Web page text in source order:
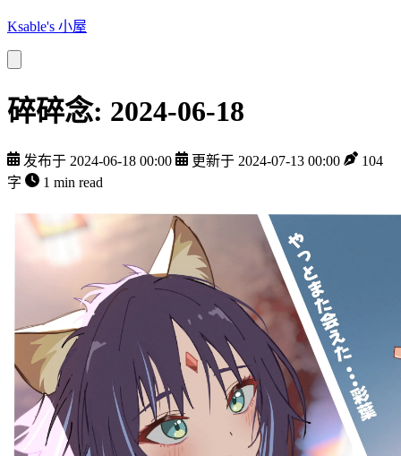
Ksable's 小屋
碎碎念: 2024-06-18
发布于 2024-06-18 00:00 更新于 2024-07-13 00:00
104
字
1 min read